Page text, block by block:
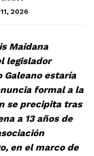
2026
Maidana
legislador
estaría
formal a la
se precipita tras
a 13 años de
en el marco de